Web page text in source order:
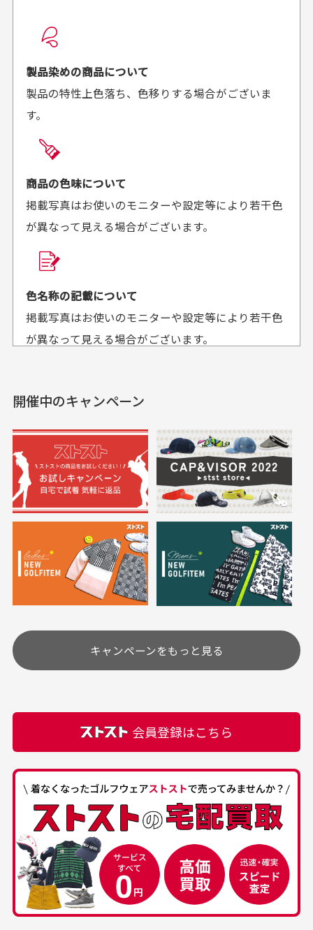
良かった！
がとうございます。丁寧
に梱包されていて、商品
の状態も良好でした。気
があればよろしくお願い
来ました。またお願いし
セールかつポイント
も使えて、お得に購
入出来ました
セールかつポイントも使
満足です。
おります
欲しかったスカートが購
30代女性
高価なブルゾンがお
購入できました。状態も
最高でした。
30代女性
いつも素敵な商品を
す
商品をありがとうござい
ます。
30代男性
中古ゴルフウェアの
品揃えがすごい
50代男性
安心して中古ウェア
を買えるお店です
お届け希望日時をご指定頂けます。
ご注文時にご指定下さい。
商品の受け渡しは、ゆうパックでの配送のみとさせて
頂いております。
商品購入からどれくらいで発送してもらえます
か？
平日午前9時までのご注文で最短当日発送させて頂いて
せて頂いております。
送料はいくらかかりますか？
何点ご購入頂いた場合も全国一律で800円とさせて頂
いております。(1配送先につき)
また5,000円(税込)以上お買い物をして頂けた場合は送
※必ず１つのショッピングカートに複数商品を入れて
ご注文下さいませ。
定休日はありますか？
土.日.祝日は定休日となっております。
その他の休日につきましてはサイト上にて告知させて
頂きます。
カートの有効時間はありますか？
は自動的にカート内の商品が削除されますのでご注意
下さい。
お気に入り機能をご利用下さい。
製品染めの商品について
製品の特性上色落ち、色移りする場合がございま
す。
商品の色味について
掲載写真はお使いのモニターや設定等により若干色
が異なって見える場合がございます。
色名称の記載について
掲載写真はお使いのモニターや設定等により若干色
が異なって見える場合がございます。
実寸サイズについて
一点一点手作業で計測しておりますので、若干の誤
差が生じる場合がございます。
においについて
ユーズド商品の特性故、メンテンスを行っておりま
すが、におい（煙草、香水、お香、古着特有の香
り、柔軟剤等)が付着している場合がございます。
付属品について
付属品の記載につきましては、弊社に入荷した時点
ある場合もございます。
経年劣化について
当店では商品の管理には細心の注意を払っておりま
すが、経年により素材の劣化やパーツの強度低下が
生じている場合がございます。
銀行振込（前払い）
開催中のキャンペーン
キャンペーンをもっと見る
会員登録はこちら